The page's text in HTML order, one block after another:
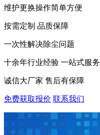
维护更换操作简单方便
按需定制 品质保障
一次性解决除尘问题
十余年行业经验 一站式服务
诚信大厂家 售后有保障
免费获取报价 联系我们